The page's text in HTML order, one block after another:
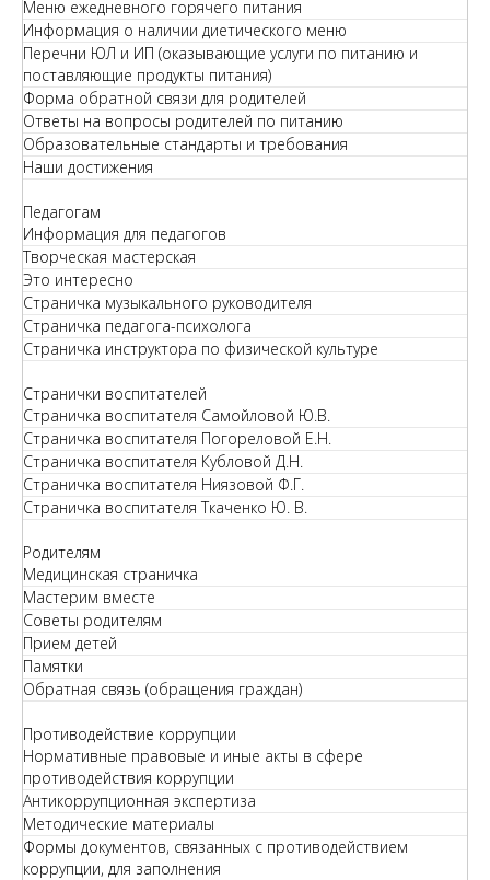
Меню ежедневного горячего питания
Информация о наличии диетического меню
Перечни ЮЛ и ИП (оказывающие услуги по питанию и
поставляющие продукты питания)
Форма обратной связи для родителей
Ответы на вопросы родителей по питанию
Образовательные стандарты и требования
Наши достижения
Педагогам
Информация для педагогов
Творческая мастерская
Это интересно
Страничка музыкального руководителя
Страничка педагога-психолога
Страничка инструктора по физической культуре
Странички воспитателей
Страничка воспитателя Самойловой Ю.В.
Страничка воспитателя Погореловой Е.Н.
Страничка воспитателя Кубловой Д.Н.
Страничка воспитателя Ниязовой Ф.Г.
Страничка воспитателя Ткаченко Ю. В.
Родителям
Медицинская страничка
Мастерим вместе
Советы родителям
Прием детей
Памятки
Обратная связь (обращения граждан)
Противодействие коррупции
Нормативные правовые и иные акты в сфере
противодействия коррупции
Антикоррупционная экспертиза
Методические материалы
Формы документов, связанных с противодействием
коррупции, для заполнения